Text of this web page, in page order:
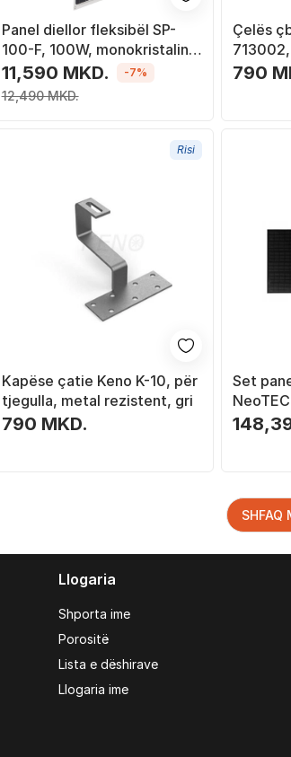
Panel diellor fleksibël SP-
100-F, 100W, monokristalin, i
zi
11,590 MKD.
12,490 MKD.
-7%
Çelës
790
Risi
Kapëse çatie Keno K-10, për
tjegulla, metal rezistent, gri
790 MKD.
Set
11.4
SHFAQ
Llogaria
Shporta ime
Porositë
Lista e dëshirave
Llogaria ime